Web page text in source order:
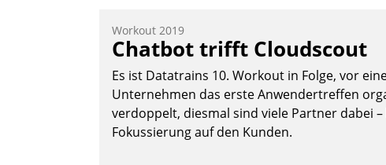
Workout 2019
Chatbot trifft Cloudscout
Es ist Datatrains 10. Workout in Folge, vor
Unternehmen das erste Anwendertreffen
verdoppelt, diesmal sind viele Partner dabei
Fokussierung auf den Kunden.